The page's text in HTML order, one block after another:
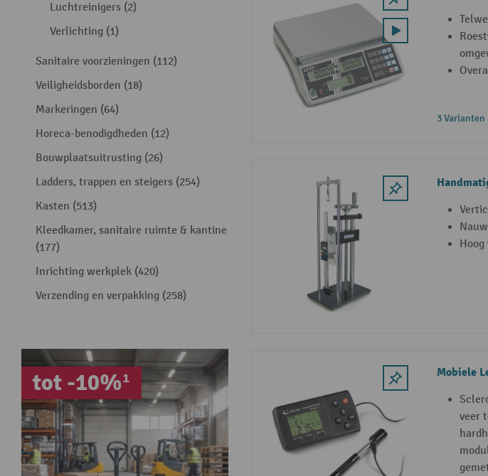
Luchtreinigers (2)
Verlichting (1)
Sanitaire voorzieningen (112)
Veiligheidsborden (18)
Markeringen (64)
Horeca-benodigdheden (12)
Bouwplaatsuitrusting (26)
Ladders, trappen en steigers (254)
Kasten (513)
Kleedkamer, sanitaire ruimte & kantine
(177)
Inrichting werkplek (420)
Verzending en verpakking (258)
tot -10%¹
3 Varianten
Mobiele
veer